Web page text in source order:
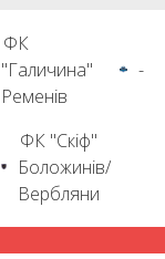
ФК
"Галичина"
Ременів
-
ФК "Скіф"
Боложинів/
Вербляни